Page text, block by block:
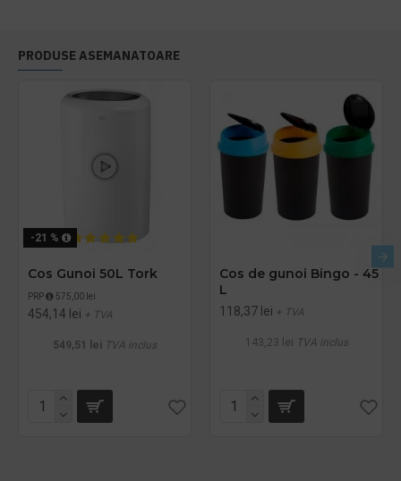
PRODUSE ASEMANATOARE
-21 %
Cos Gunoi 50L Tork
PRP 575,00 lei
454,14 lei + TVA
549,51 lei TVA inclus
Cos de gunoi Bingo - 45
L
118,37 lei + TVA
143,23 lei TVA inclus